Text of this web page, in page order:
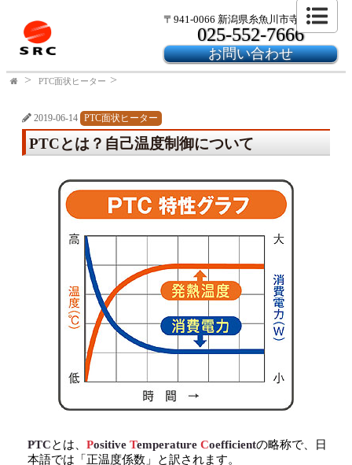
〒941-0066 新潟県糸魚川市寺島2-24-6
025-552-7666
お問い合わせ
PTC面状ヒーター
2019-06-14 PTC面状ヒーター
PTCとは？自己温度制御について
PTCとは、Positive Temperature Coefficientの略称で、日
本語では「正温度係数」と訳されます。